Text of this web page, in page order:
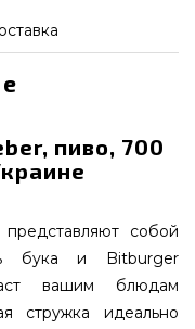
пиво, 700
собой
бука и Bitburger
вашим блюдам
стружка идеально